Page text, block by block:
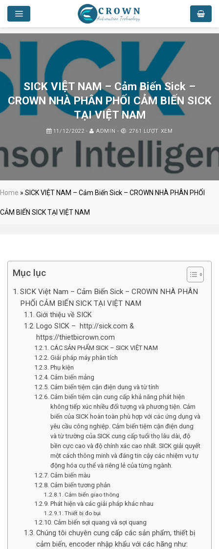
Skip
content
SICK VIỆT NAM – Cảm Biến Sick –
CROWN NHÀ PHÂN PHỐI CẢM BIẾN SICK
TẠI VIỆT NAM
11/12/2022 - ADMIN - 2761 LƯỢT XEM
Home » SICK VIỆT NAM – Cảm Biến Sick – CROWN NHÀ PHÂN PHỐI
CẢM BIẾN SICK TẠI VIỆT NAM
Mục lục
SICK Việt Nam – Cảm Biến Sick – CROWN NHÀ PHÂN
PHỐI CẢM BIẾN SICK TẠI VIỆT NAM
Giới thiệu về SICK
Logo SICK – http://sick.com &
https://thietbicrown.com
CÁC SẢN PHẨM SICK – SICK VIỆT NAM
Giải pháp máy phân tích
Phụ kiện
Cảm biến mảng
Cảm biến tiệm cận điện dung và từ tính
Cảm biến tiệm cận cung cấp khả năng phát hiện
không tiếp xúc nhiều đối tượng và phương tiện. Cảm
biến của SICK hoàn toàn phù hợp với các ứng dụng và
yêu cầu công nghiệp. Cảm biến tiệm cận điện dung
và từ trường của SICK cung cấp tuổi thọ lâu dài, độ
bền cực cao và độ chính xác cao nhất. SICK giải quyết
một cách thông minh và đáng tin cậy các nhiệm vụ tự
động hóa cụ thể và riêng lẻ của từng ngành.
Cảm biến màu
Cảm biến tương phản
Cảm biến giao thông
Phát hiện và các giải pháp khác nhau
Thiết bị đo bụi
Cảm biến sợi quang và sợi quang
Chúng tôi chuyên cung cấp các sản phẩm, thiết bị
cảm biến, encoder nhập khẩu với các hãng như: